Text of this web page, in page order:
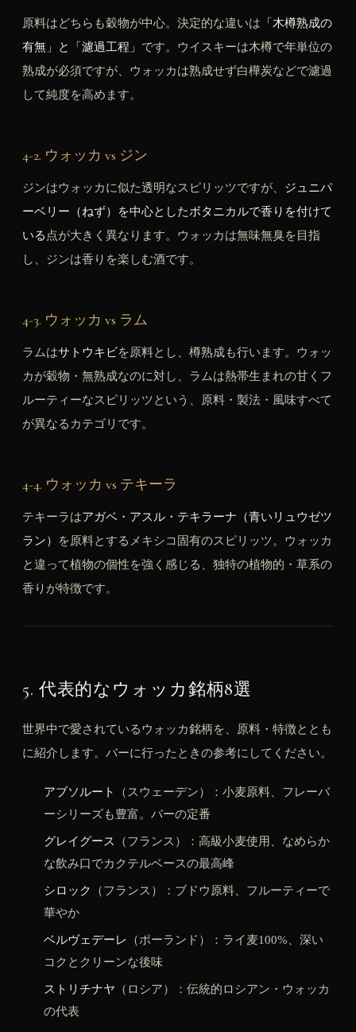
原料はどちらも穀物が中心。決定的な違いは 「木樽熟成の
有無」と「濾過工程」 です。ウイスキーは木樽で年単位の
熟成が必須ですが、ウォッカは熟成せず白樺炭などで濾過
して純度を高めます。
4-2. ウォッカ vs ジン
ジンはウォッカに似た透明なスピリッツですが、 ジュニパ
ーベリー（ねず）を中心としたボタニカルで香りを付けて
いる 点が大きく異なります。ウォッカは無味無臭を目指
し、ジンは香りを楽しむ酒です。
4-3. ウォッカ vs ラム
ラムはサトウキビを原料とし、樽熟成も行います。ウォッ
カが穀物・無熟成なのに対し、ラムは熱帯生まれの甘くフ
ルーティーなスピリッツという、原料・製法・風味すべて
が異なるカテゴリです。
4-4. ウォッカ vs テキーラ
テキーラはアガベ・アスル・テキラーナ（青いリュウゼツ
ラン）
を原料とするメキシコ固有のスピリッツ。ウォッカ
と違って植物の個性を強く感じる、独特の植物的・草系の
香りが特徴です。
5. 代表的なウォッカ銘柄8選
世界中で愛されているウォッカ銘柄を、原料・特徴ととも
に紹介します。バーに行ったときの参考にしてください。
アブソルート
（スウェーデン）：小麦原料、フレーバ
ーシリーズも豊富。バーの定番
グレイグース
（フランス）：高級小麦使用、なめらか
な飲み口でカクテルベースの最高峰
シロック
（フランス）：ブドウ原料、フルーティーで
華やか
ベルヴェデーレ
（ポーランド）：ライ麦100%、深い
コクとクリーンな後味
ストリチナヤ （ロシア）：伝統的ロシアン・ウォッカ
の代表